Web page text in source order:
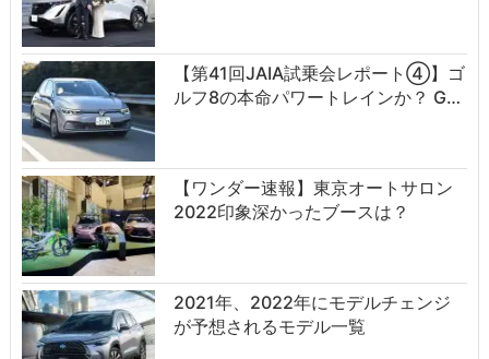
【第41回JAIA試乗会レポート④】ゴ
ルフ8の本命パワートレインか？ G…
【ワンダー速報】東京オートサロン
2022印象深かったブースは？
2021年、2022年にモデルチェンジ
が予想されるモデル一覧